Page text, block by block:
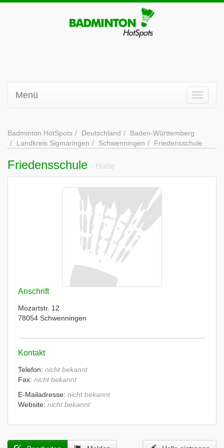
Menü
Badminton HotSpots Deutschland
Baden-Württemberg
Landkreis Sigmaringen
Schwenningen Friedensschule
Friedensschule - Halle
Anschrift
Mozartstr. 12
78054 Schwenningen
Kontakt
Telefon: nicht bekannt
Fax: nicht bekannt
E-Mailadresse: nicht bekannt
Website: nicht bekannt